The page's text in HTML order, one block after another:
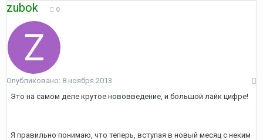
zubok 0
Опубликовано: 8 ноября 2013
Это на самом деле крутое нововведение, и большой лайк цифре!
Я правильно понимаю, что теперь, вступая в новый месяц с неким